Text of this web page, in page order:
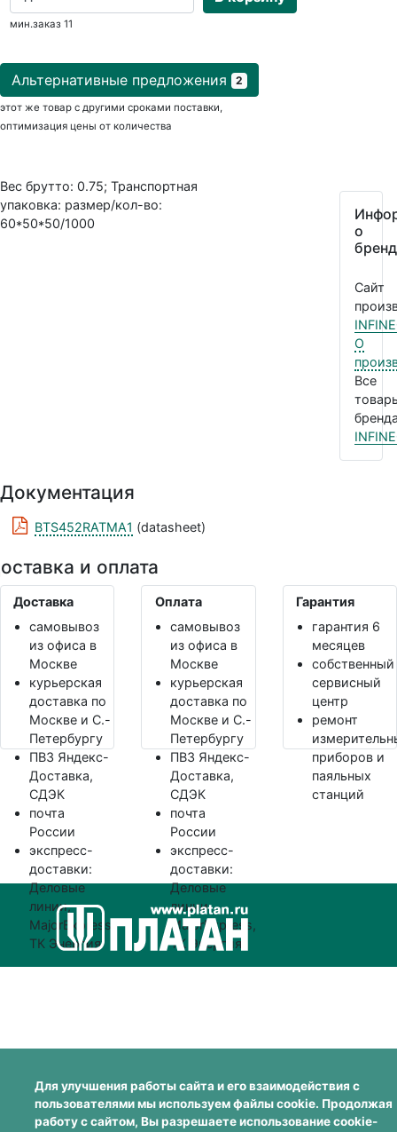
мин.заказ 11
Альтернативные предложения 2
этот же товар с другими сроками поставки,
оптимизация цены от количества
Вес брутто: 0.75; Транспортная
упаковка: размер/кол-во:
60*50*50/1000
о
Сайт
О
Все
Документация
BTS452RATMA1 (datasheet)
и оплата
Доставка
самовывоз
из офиса в
Москве
курьерская
доставка по
Москве и С.-
Петербургу
ПВЗ Яндекс-
Доставка,
СДЭК
почта
России
экспресс-
доставки:
Деловые
линии,
MajorExpress,
ТК Энергия
Оплата
самовывоз
из офиса в
Москве
курьерская
доставка по
Москве и С.-
Петербургу
ПВЗ Яндекс-
Доставка,
СДЭК
почта
России
экспресс-
доставки:
Деловые
линии,
MajorExpress,
ТК Энергия
Гарантия
гарантия 6
месяцев
собственный
сервисный
центр
ремонт
приборов и
паяльных
станций
Для улучшения работы сайта и его взаимодействия с
пользователями мы используем файлы cookie. Продолжая
работу с сайтом, Вы разрешаете использование cookie-